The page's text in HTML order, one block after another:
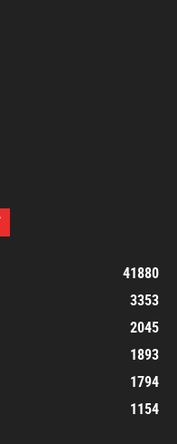
41880
3353
2045
1893
1794
1154